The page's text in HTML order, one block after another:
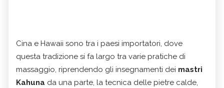
Cina e Hawaii sono tra i paesi importatori, dove
questa tradizione si fa largo tra varie pratiche di
massaggio, riprendendo gli insegnamenti dei mastri
Kahuna da una parte, la tecnica delle pietre calde,